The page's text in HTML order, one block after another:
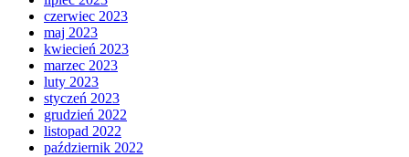
czerwiec 2023
maj 2023
kwiecień 2023
marzec 2023
luty 2023
styczeń 2023
grudzień 2022
listopad 2022
październik 2022